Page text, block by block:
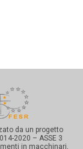
da un progetto
2020 – ASSE 3
in macchinari,